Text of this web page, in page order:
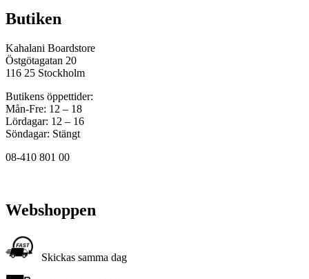
Butiken
Kahalani Boardstore
Östgötagatan 20
116 25 Stockholm
Butikens öppettider:
Mån-Fre: 12 – 18
Lördagar: 12 – 16
Söndagar: Stängt
08-410 801 00
Webshoppen
Skickas samma dag